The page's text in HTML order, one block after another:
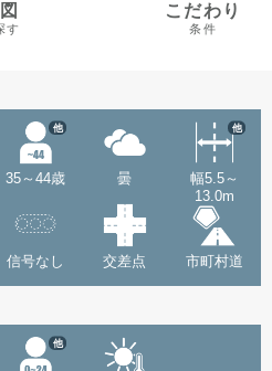
す
こだわり
条件
35～44歳
他
曇
幅5.5～
13.0m
他
信号なし 交差点 市町村道
他